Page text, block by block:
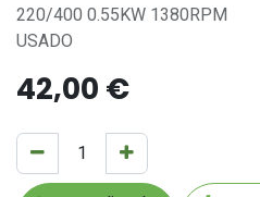
220/400 0.55KW 1380RPM
USADO
42,00 €